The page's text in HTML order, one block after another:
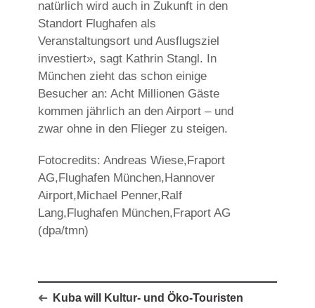
natürlich wird auch in Zukunft in den
Standort Flughafen als
Veranstaltungsort und Ausflugsziel
investiert», sagt Kathrin Stangl. In
München zieht das schon einige
Besucher an: Acht Millionen Gäste
kommen jährlich an den Airport – und
zwar ohne in den Flieger zu steigen.
Fotocredits: Andreas Wiese,Fraport
AG,Flughafen München,Hannover
Airport,Michael Penner,Ralf
Lang,Flughafen München,Fraport AG
(dpa/tmn)
Kuba will Kultur- und Öko-Touristen